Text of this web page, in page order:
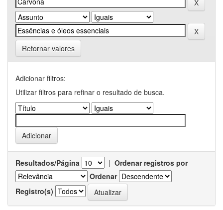
Retornar valores
Adicionar filtros:
Utilizar filtros para refinar o resultado de busca.
Resultados/Página | Ordenar registros por
Ordenar
Registro(s)